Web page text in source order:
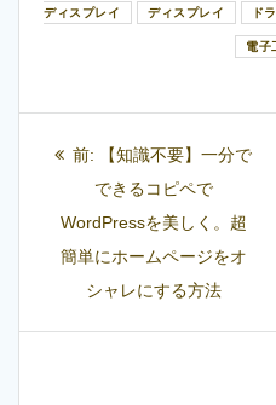
ディスプレイ ディスプレイ ド
電子
ゲ
前:
過
去
の
投
稿:
【知識不要】一分で
できるコピペで
WordPressを美しく。超
簡単にホームページをオ
シャレにする方法